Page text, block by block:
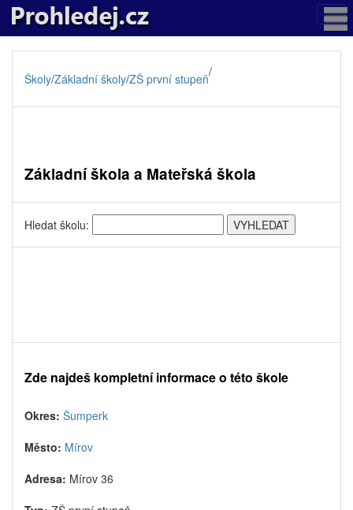
Školy/Základní školy/ZŠ první stupeň/
Základní škola a Mateřská škola
Hledat školu:
Zde najdeš kompletní informace o této škole
Okres: Šumperk
Město: Mírov
Adresa: Mírov 36